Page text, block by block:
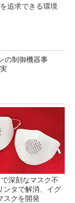
追求できる環境
の制御機器事
深刻なマスク不
ンタで解消、イグ
スクを開発